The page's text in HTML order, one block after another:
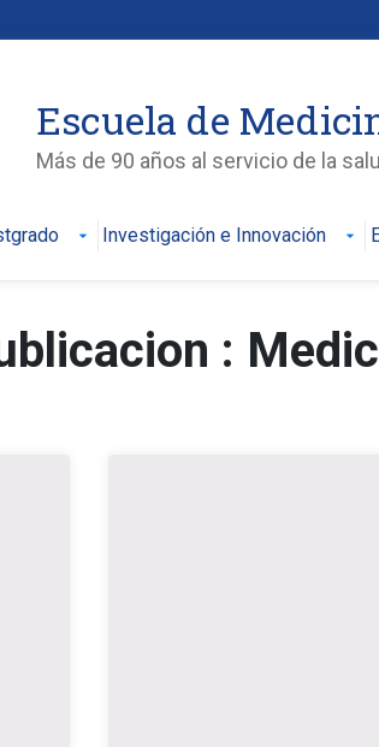
Escuela de
Más de 90 años al servicio de la
Investigación e Innovación
: